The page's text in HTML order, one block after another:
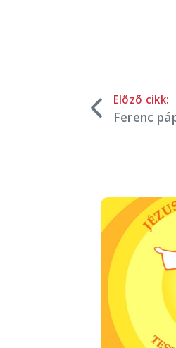
Előző cikk:
Ferenc
Image